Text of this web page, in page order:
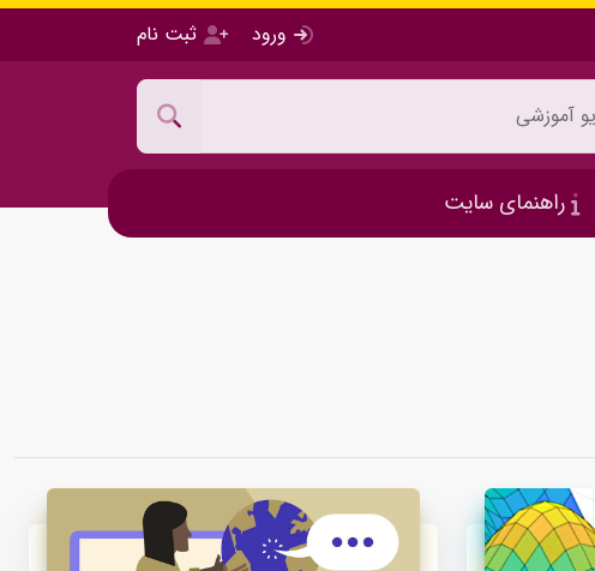
ورود ثبت نام
راهنمای سایت